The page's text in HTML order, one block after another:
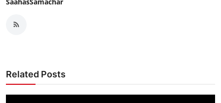
Related Posts